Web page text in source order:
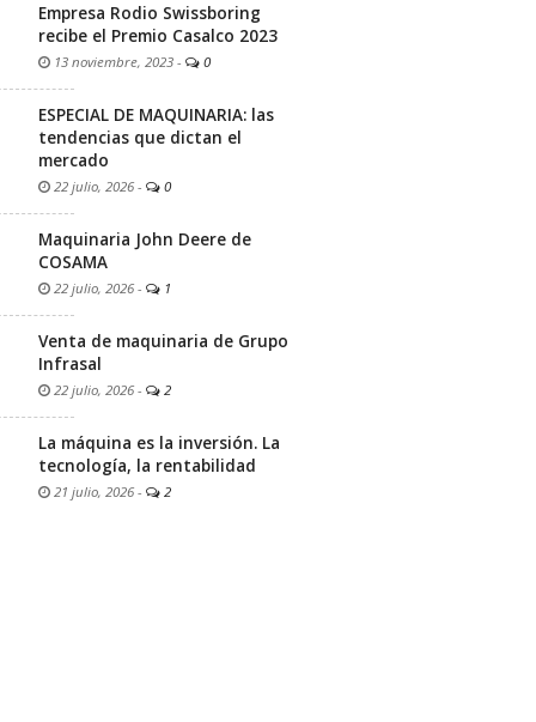
Empresa Rodio Swissboring
recibe el Premio Casalco 2023
13 noviembre, 2023 - 0
ESPECIAL DE MAQUINARIA: las
tendencias que dictan el
mercado
22 julio, 2026 - 0
Maquinaria John Deere de
COSAMA
22 julio, 2026 - 1
Venta de maquinaria de Grupo
Infrasal
22 julio, 2026 - 2
La máquina es la inversión. La
tecnología, la rentabilidad
21 julio, 2026 - 2